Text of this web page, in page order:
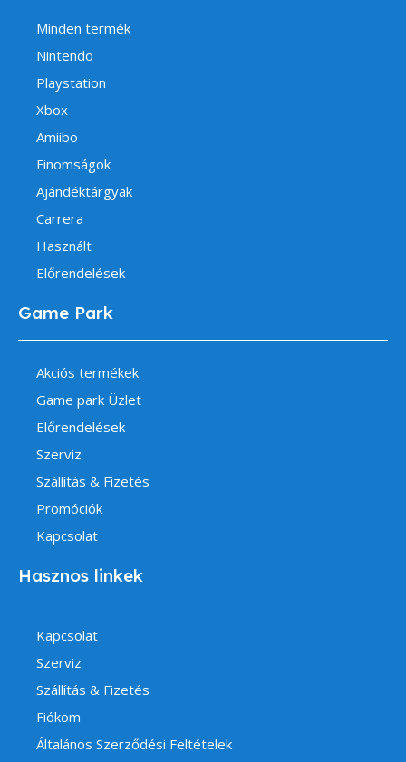
Minden termék
Nintendo
Playstation
Xbox
Amiibo
Finomságok
Ajándéktárgyak
Carrera
Használt
Előrendelések
Game Park
Akciós termékek
Game park Üzlet
Előrendelések
Szerviz
Szállítás & Fizetés
Promóciók
Kapcsolat
Hasznos linkek
Kapcsolat
Szerviz
Szállítás & Fizetés
Fiókom
Általános Szerződési Feltételek